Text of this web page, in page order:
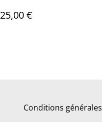
25,00 €
Conditions générales